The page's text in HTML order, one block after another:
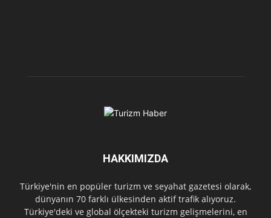
HAKKIMIZDA
Türkiye'nin en popüler turizm ve seyahat gazetesi olarak,
dünyanın 70 farklı ülkesinden aktif trafik alıyoruz.
Türkiye'deki ve global ölçekteki turizm gelişmelerini, en